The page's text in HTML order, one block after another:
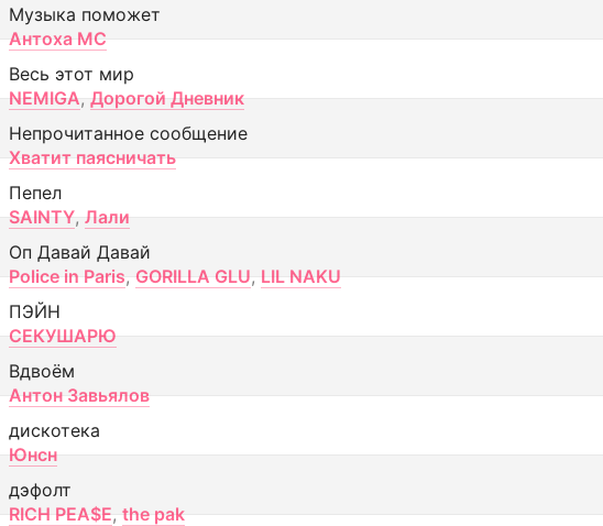
Музыка поможет
Антоха МС
Весь этот мир
NEMIGA, Дорогой Дневник
Непрочитанное сообщение
Хватит паясничать
Пепел
SAINTY, Лали
Оп Давай Давай
Police in Paris, GORILLA GLU, LIL NAKU
ПЭЙН
СЕКУШАРЮ
Вдвоём
Антон Завьялов
дискотека
Юнсн
дэфолт
RICH PEA$E, the pak